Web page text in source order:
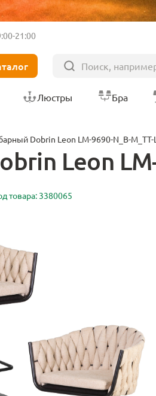
21:00
Люстры Бра
Dobrin Leon LM-9690-N_B-
Leon
товара: 3380065